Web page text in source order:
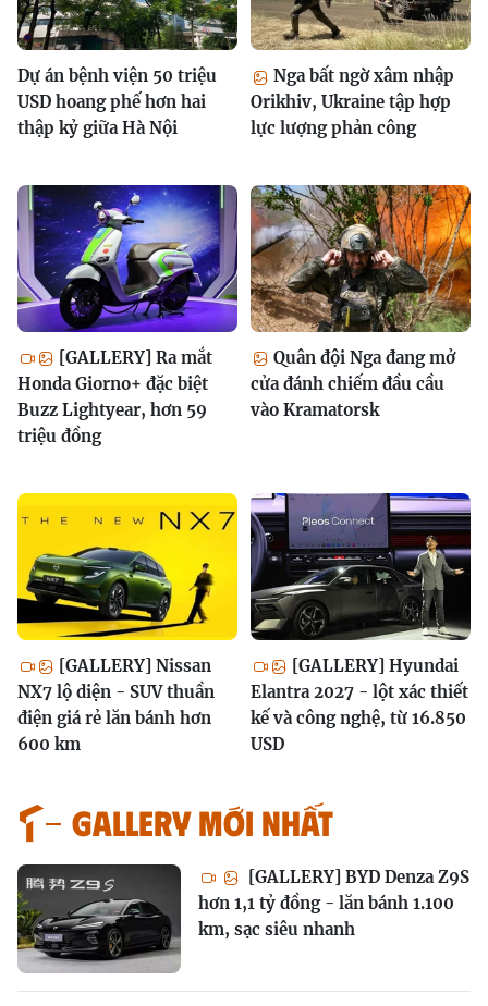
Dự án bệnh viện 50 triệu
USD hoang phế hơn hai
thập kỷ giữa Hà Nội
Nga bất ngờ xâm nhập
Orikhiv, Ukraine tập hợp
lực lượng phản công
[GALLERY] Ra mắt
Honda Giorno+ đặc biệt
Buzz Lightyear, hơn 59
triệu đồng
Quân đội Nga đang mở
cửa đánh chiếm đầu cầu
vào Kramatorsk
[GALLERY] Nissan
NX7 lộ diện - SUV thuần
điện giá rẻ lăn bánh hơn
600 km
[GALLERY] Hyundai
Elantra 2027 - lột xác thiết
kế và công nghệ, từ 16.850
USD
GALLERY MỚI NHẤT
[GALLERY] BYD Denza Z9S
hơn 1,1 tỷ đồng - lăn bánh 1.100
km, sạc siêu nhanh